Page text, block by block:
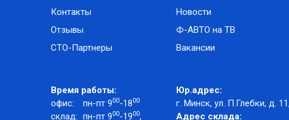
Контакты
Отзывы
СТО-Партнеры
Новости
Ф-АВТО на ТВ
Вакансии
Время работы:
офис:
пн-пт 900-1800
склад: пн-пт 900-1900,
Юр.адрес:
г. Минск, ул. П.Глебки, д.
Адрес склада: